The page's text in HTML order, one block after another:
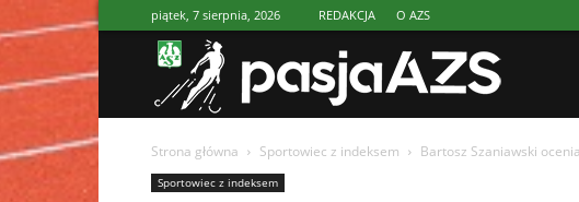
piątek, 7 sierpnia, 2026 REDAKCJA O AZS
AZS
Strona główna Sportowiec z indeksem Bartosz Szaniawski
Sportowiec z indeksem